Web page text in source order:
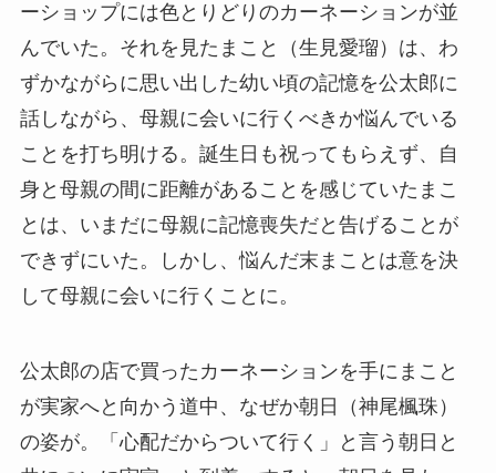
ーショップには色とりどりのカーネーションが並
んでいた。それを見たまこと（生見愛瑠）は、わ
ずかながらに思い出した幼い頃の記憶を公太郎に
話しながら、母親に会いに行くべきか悩んでいる
ことを打ち明ける。誕生日も祝ってもらえず、自
身と母親の間に距離があることを感じていたまこ
とは、いまだに母親に記憶喪失だと告げることが
できずにいた。しかし、悩んだ末まことは意を決
して母親に会いに行くことに。
公太郎の店で買ったカーネーションを手にまこと
が実家へと向かう道中、なぜか朝日（神尾楓珠）
の姿が。「心配だからついて行く」と言う朝日と